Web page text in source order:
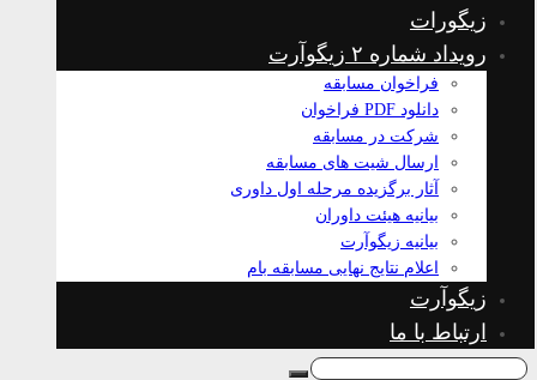
زیگورات
رویداد شماره ۲ زیگوآرت
فراخوان مسابقه
دانلود PDF فراخوان
شرکت در مسابقه
ارسال شیت های مسابقه
آثار برگزیده مرحله اول داوری
بیانیه هیئت داوران
بیانیه زیگوآرت
اعلام نتایج نهایی مسابقه بام
زیگوآرت
ارتباط با ما